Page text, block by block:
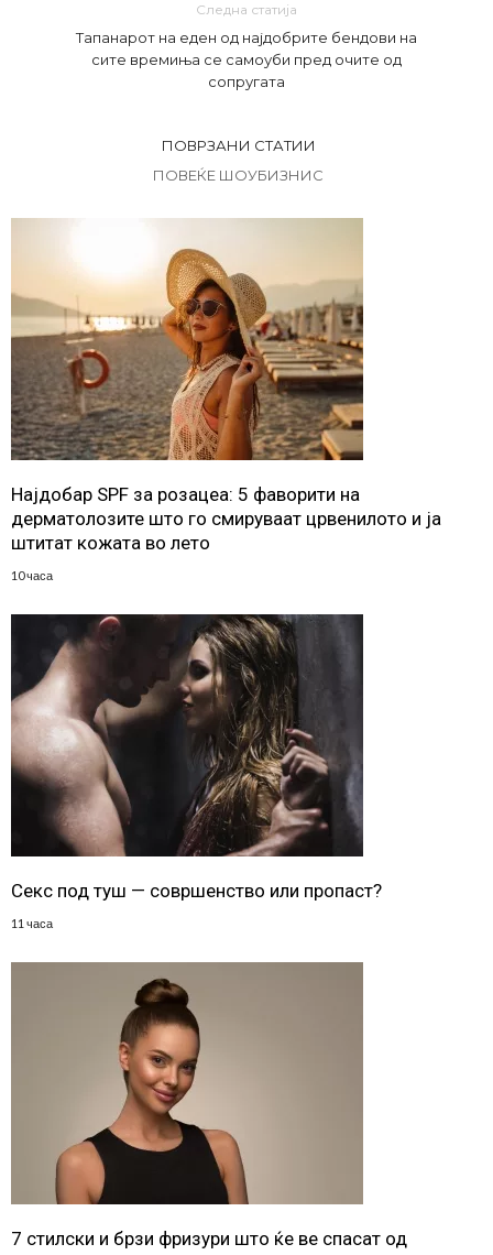
Следна статија
Тапанарот на еден од најдобрите бендови на
сите времиња се самоуби пред очите од
сопругата
ПОВРЗАНИ СТАТИИ
ПОВЕЌЕ ШОУБИЗНИС
Најдобар SPF за розацеа: 5 фаворити на
дерматолозите што го смируваат црвенилото и ја
штитат кожата во лето
10 часа
Секс под туш — совршенство или пропаст?
11 часа
7 стилски и брзи фризури што ќе ве спасат од